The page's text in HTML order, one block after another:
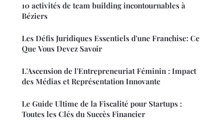
10 activités de team building incontournables à
Béziers
Les Défis Juridiques Essentiels d'une Franchise: Ce
Que Vous Devez Savoir
L'Ascension de l'Entrepreneuriat Féminin : Impact
des Médias et Représentation Innovante
Le Guide Ultime de la Fiscalité pour Startups :
Toutes les Clés du Succès Financier